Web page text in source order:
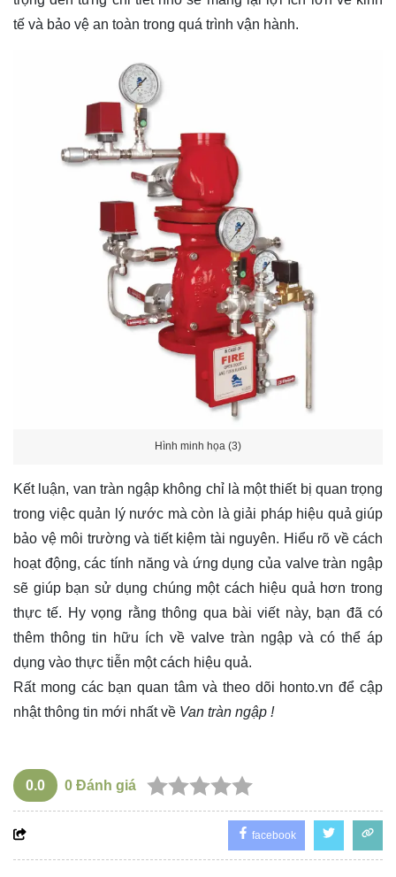
tế và bảo vệ an toàn trong quá trình vận hành.
Hình minh họa (3)
Kết luận, van tràn ngập không chỉ là một thiết bị quan trọng
trong việc quản lý nước mà còn là giải pháp hiệu quả giúp
bảo vệ môi trường và tiết kiệm tài nguyên. Hiểu rõ về cách
hoạt động, các tính năng và ứng dụng của valve tràn ngập
sẽ giúp bạn sử dụng chúng một cách hiệu quả hơn trong
thực tế. Hy vọng rằng thông qua bài viết này, bạn đã có
thêm thông tin hữu ích về valve tràn ngập và có thể áp
dụng vào thực tiễn một cách hiệu quả.
Rất mong các bạn quan tâm và theo dõi honto.vn để cập
nhật thông tin mới nhất về Van tràn ngập !
0.0 0 Đánh giá
facebook